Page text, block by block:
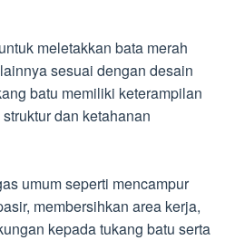
meletakkan bata merah
sesuai dengan desain
batu memiliki keterampilan
dan ketahanan
umum seperti mencampur
membersihkan area kerja,
kepada tukang batu serta